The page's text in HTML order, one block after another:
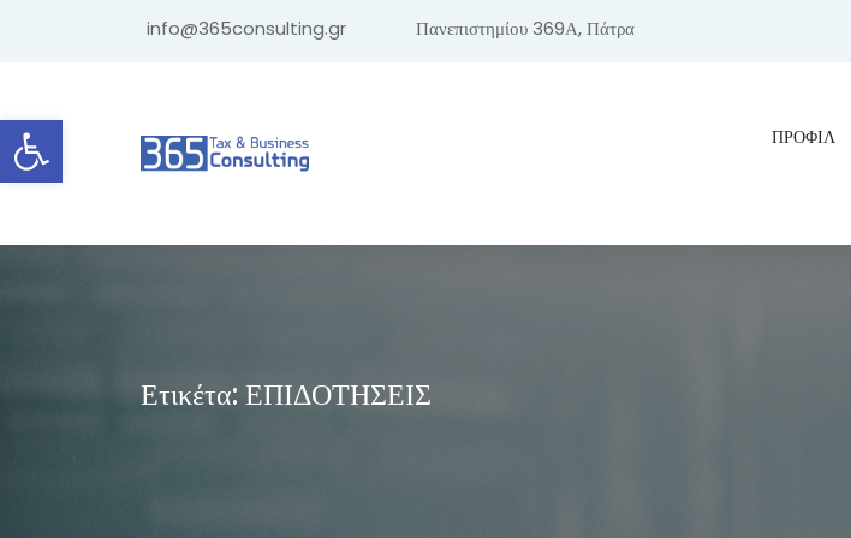
Ανοίξτε τη γραμμή εργαλείων
info@365consulting.gr Πανεπιστημίου 369Α, Πάτρα
ΠΡΟΦΊΛ
Ετικέτα: ΕΠΙΔΟΤΗΣΕΙΣ